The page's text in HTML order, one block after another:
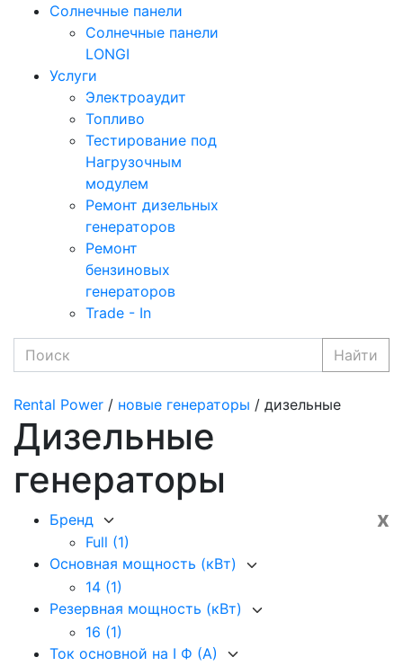
Солнечные панели
Солнечные панели
LONGI
Услуги
Электроаудит
Топливо
Тестирование под
Нагрузочным
модулем
Ремонт дизельных
генераторов
Ремонт
бензиновых
генераторов
Trade - In
Найти
Rental Power / новые генераторы / дизельные
Дизельные
генераторы
x
Бренд
Full (1)
Основная мощность (кВт)
14 (1)
Резервная мощность (кВт)
16 (1)
Ток основной на I Ф (А)